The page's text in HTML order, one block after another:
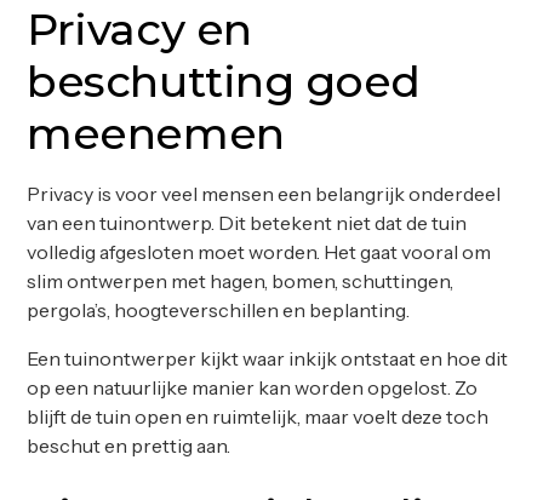
Privacy en
beschutting goed
meenemen
Privacy is voor veel mensen een belangrijk onderdeel
van een tuinontwerp. Dit betekent niet dat de tuin
volledig afgesloten moet worden. Het gaat vooral om
slim ontwerpen met hagen, bomen, schuttingen,
pergola’s, hoogteverschillen en beplanting.
Een tuinontwerper kijkt waar inkijk ontstaat en hoe dit
op een natuurlijke manier kan worden opgelost. Zo
blijft de tuin open en ruimtelijk, maar voelt deze toch
beschut en prettig aan.